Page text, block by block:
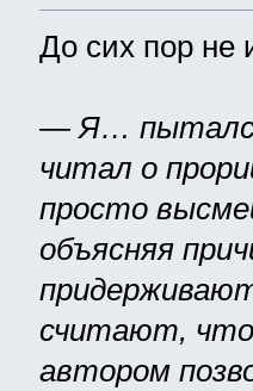
До сих пор не
— Я… пытался
читал о
просто
объясняя
считают, что
автором